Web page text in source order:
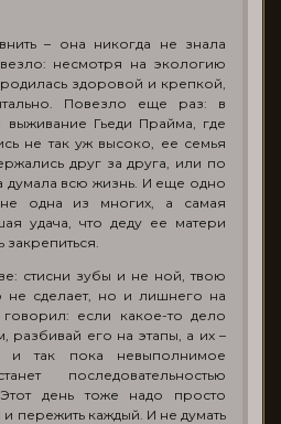
– она никогда не знала
несмотря на экологию
здоровой и крепкой,
Повезло еще раз: в
Гьеди Прайма, где
не так уж высоко, ее семья
друг за друга, или по
думала всю жизнь. И еще одно
одна из многих, а самая
удача, что деду ее матери
закрепиться.
стисни зубы и не ной, твою
не сделает, но и лишнего на
если какое-то дело
разбивай его на этапы, а их –
так пока невыполнимое
последовательностью
день тоже надо просто
пережить каждый. И не думать